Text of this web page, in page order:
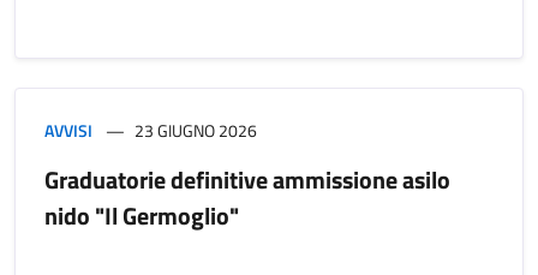
AVVISI 23 GIUGNO 2026
Graduatorie definitive ammissione asilo
nido "Il Germoglio"